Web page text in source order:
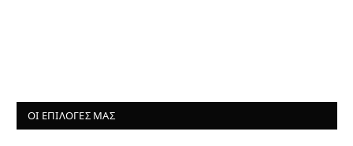
ΟΙ ΕΠΙΛΟΓΈΣ ΜΑΣ